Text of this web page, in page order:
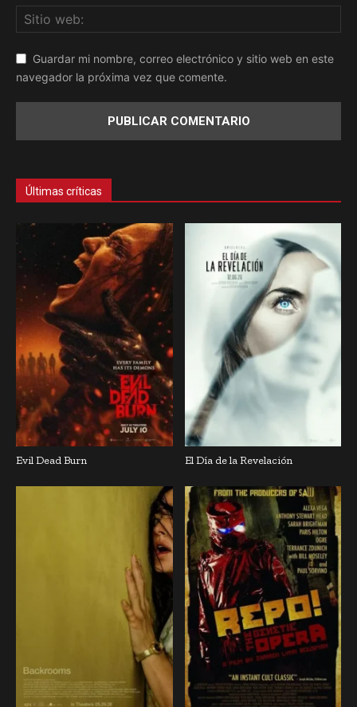
Guardar mi nombre, correo electrónico y sitio web en este
navegador la próxima vez que comente.
Últimas críticas
Evil Dead Burn El Día de la Revelación